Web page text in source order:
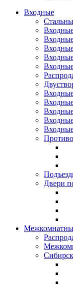
Входные
Двери